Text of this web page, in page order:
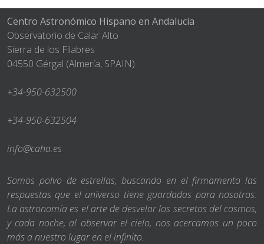
Centro Astronómico Hispano en Andalucía
Observatorio de Calar Alto
Sierra de los Filabres
04550 Gérgal (Almería, SPAIN)
+34-950-632500
+34-950-632504
info@caha.es
Somos polvo de estrellas, buscando en el firmamento las
respuestas que el universo tiene guardadas para nosotros.
La astronomía es el arte de desvelar los secretos del cosmos,
y cada noche, al observar el cielo, nos acercamos un poco
más a nuestro lugar en el infinito.